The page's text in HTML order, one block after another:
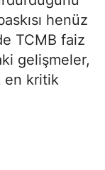
henüz
TCMB faiz
gelişmeler,
en kritik